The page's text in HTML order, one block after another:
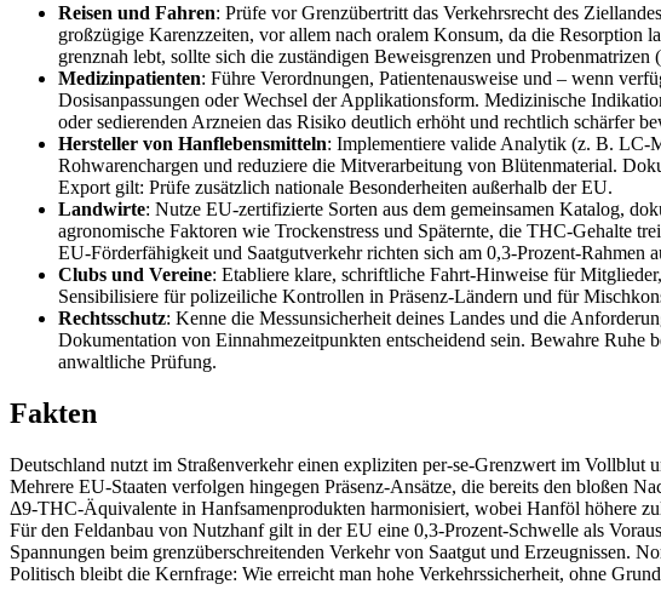
Reisen und Fahren: Prüfe vor Grenzübertritt das Verkehrsrecht des
großzügige Karenzzeiten, vor allem nach oralem Konsum, da die Resorption
grenznah lebt, sollte sich die zuständigen Beweisgrenzen und
Medizinpatienten: Führe Verordnungen, Patientenausweise und – wenn
Dosisanpassungen oder Wechsel der Applikationsform. Medizinische
oder sedierenden Arzneien das Risiko deutlich erhöht und rechtlich schärfer
Hersteller von Hanflebensmitteln: Implementiere valide Analytik (z. B.
Rohwarenchargen und reduziere die Mitverarbeitung von Blütenmaterial.
Export gilt: Prüfe zusätzlich nationale Besonderheiten außerhalb der EU.
Landwirte: Nutze EU‑zertifizierte Sorten aus dem gemeinsamen Katalog,
agronomische Faktoren wie Trockenstress und Späternte, die THC‑Gehalte
EU‑Förderfähigkeit und Saatgutverkehr richten sich am 0,3‑Prozent‑Rahmen
Clubs und Vereine: Etabliere klare, schriftliche Fahrt‑Hinweise für
Sensibilisiere für polizeiliche Kontrollen in Präsenz‑Ländern und für
Rechtsschutz: Kenne die Messunsicherheit deines Landes und die
Dokumentation von Einnahmezeitpunkten entscheidend sein. Bewahre
anwaltliche Prüfung.
Fakten
Deutschland nutzt im Straßenverkehr einen expliziten per‑se‑Grenzwert im
Mehrere EU‑Staaten verfolgen hingegen Präsenz‑Ansätze, die bereits den bloßen
Δ9‑THC‑Äquivalente in Hanfsamenprodukten harmonisiert, wobei Hanföl höhere
Für den Feldanbau von Nutzhanf gilt in der EU eine 0,3‑Prozent‑Schwelle als
Spannungen beim grenzüberschreitenden Verkehr von Saatgut und Erzeugnissen.
Politisch bleibt die Kernfrage: Wie erreicht man hohe Verkehrssicherheit, ohne